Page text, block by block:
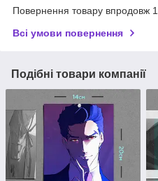
Повернення товару впродовж
Всі умови повернення
Подібні товари компанії